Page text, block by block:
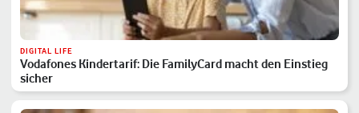
DIGITAL LIFE
Vodafones Kindertarif: Die FamilyCard macht den Einstieg
sicher